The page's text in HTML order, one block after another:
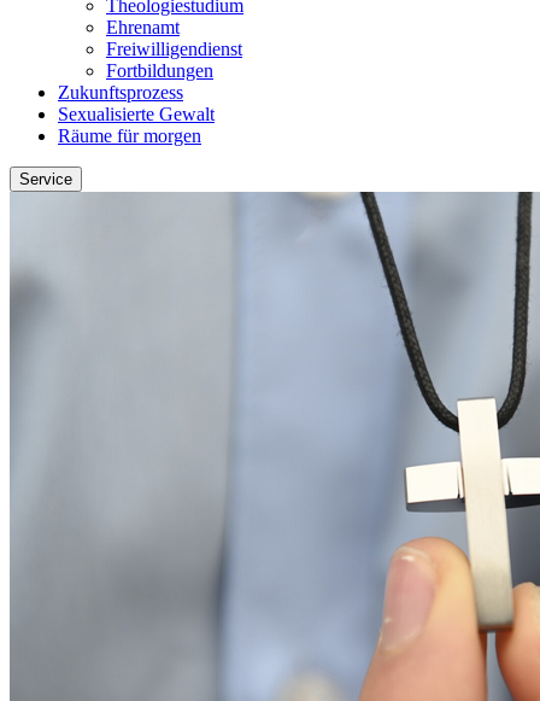
Theologiestudium
Ehrenamt
Freiwilligendienst
Fortbildungen
Zukunftsprozess
Sexualisierte Gewalt
Räume für morgen
Service